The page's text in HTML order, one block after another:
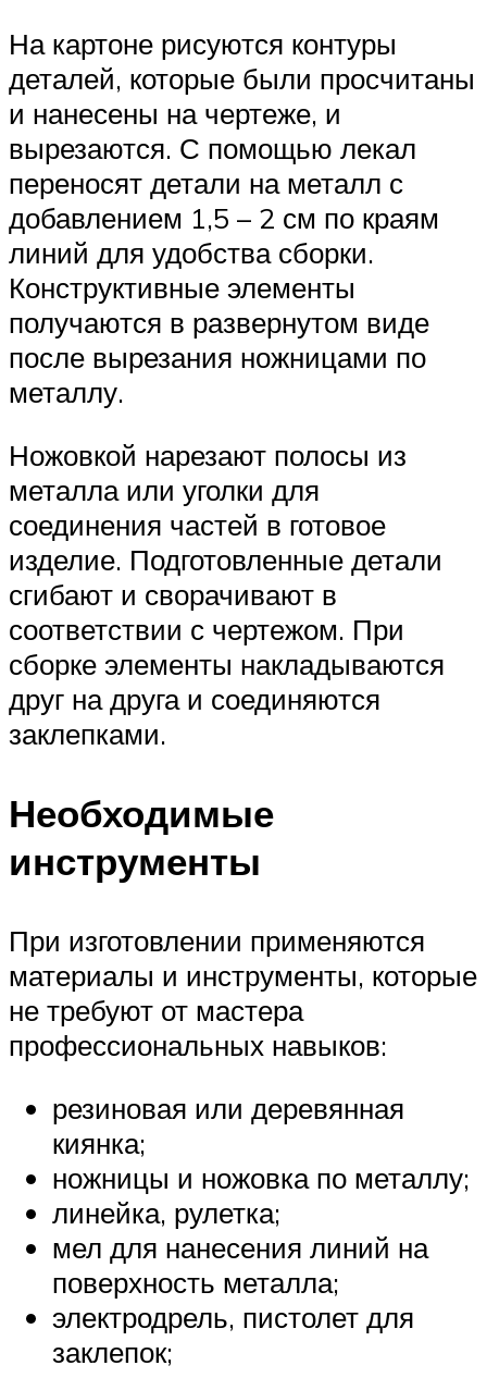
На картоне рисуются контуры
деталей, которые были просчитаны
и нанесены на чертеже, и
вырезаются. С помощью лекал
переносят детали на металл с
добавлением 1,5 – 2 см по краям
линий для удобства сборки.
Конструктивные элементы
получаются в развернутом виде
после вырезания ножницами по
металлу.
Ножовкой нарезают полосы из
металла или уголки для
соединения частей в готовое
изделие. Подготовленные детали
сгибают и сворачивают в
соответствии с чертежом. При
сборке элементы накладываются
друг на друга и соединяются
заклепками.
Необходимые
инструменты
При изготовлении применяются
материалы и инструменты, которые
не требуют от мастера
профессиональных навыков:
резиновая или деревянная
киянка;
ножницы и ножовка по металлу;
линейка, рулетка;
мел для нанесения линий на
поверхность металла;
электродрель, пистолет для
заклепок;